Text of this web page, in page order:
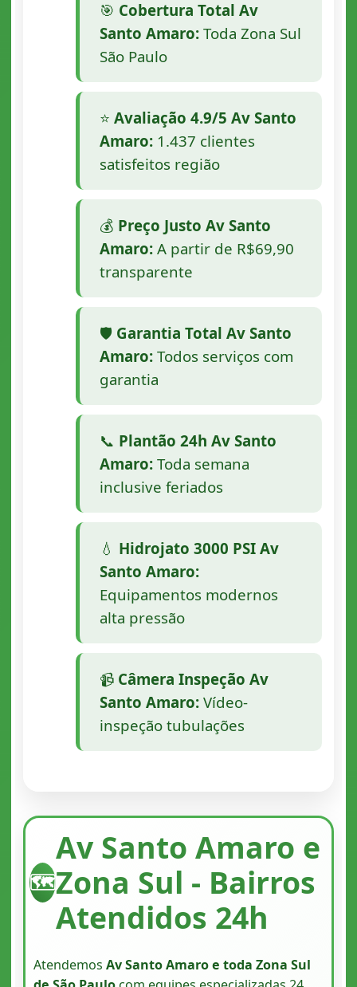
🎯 Cobertura Total Av
Santo Amaro:Toda Zona Sul
São Paulo
⭐ Avaliação 4.9/5 Av Santo
Amaro:1.437 clientes
satisfeitos região
💰 Preço Justo Av Santo
Amaro:A partir de R$69,90
transparente
🛡️ Garantia Total Av Santo
Amaro:Todos serviços com
garantia
📞 Plantão 24h Av Santo
Amaro:Toda semana
inclusive feriados
💧 Hidrojato 3000 PSI Av
Santo Amaro:
Equipamentos modernos
alta pressão
📹 Câmera Inspeção Av
Santo Amaro:Vídeo-
inspeção tubulações
🗺️
Av Santo Amaro e
Zona Sul - Bairros
Atendidos 24h
Atendemos Av Santo Amaro e toda Zona Sul